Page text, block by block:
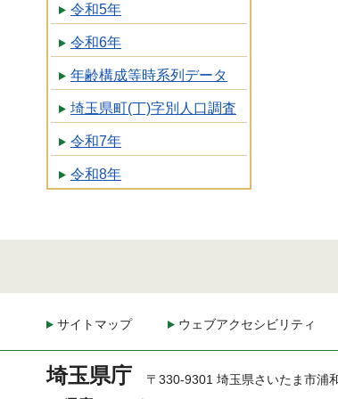
令和5年
令和6年
年齢構成等時系列データ
埼玉県町(丁)字別人口調査
令和7年
令和8年
サイトマップ ウェブアクセシビリティ
埼玉県庁 〒330-9301 埼玉県さいたま市浦